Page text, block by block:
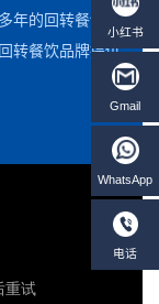
年的回转餐饮设
转餐饮品牌提供